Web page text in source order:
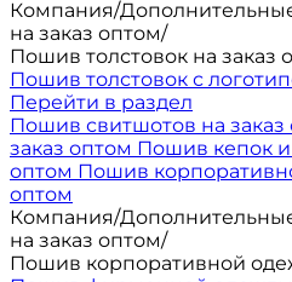
Компания/
на заказ оптом/
Пошив толстовок на заказ
Пошив толстовок с
Перейти в раздел
Пошив свитшотов на заказ
заказ оптом Пошив кепок и
оптом Пошив
оптом
Компания/
на заказ оптом/
Пошив корпоративной